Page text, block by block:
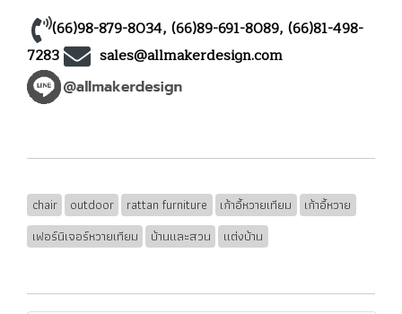
(66)98-879-8034, (66)89-691-8089, (66)81-498-
7283
sales@allmakerdesign.com
chair outdoor rattan furniture เก้าอี้หวายเทียม
เก้าอี้หวาย
เฟอร์นิเจอร์หวายเทียม
บ้านและสวน แต่งบ้าน